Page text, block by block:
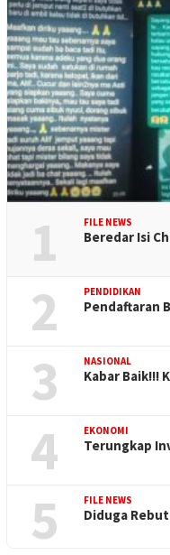
1 FILE NEWS
Beredar Isi
2 PENDIDIKAN
Pendaftaran
3 NASIONAL
Kabar Baik!!!
4 EKONOMI
Terungkap
5 FILE NEWS
Diduga